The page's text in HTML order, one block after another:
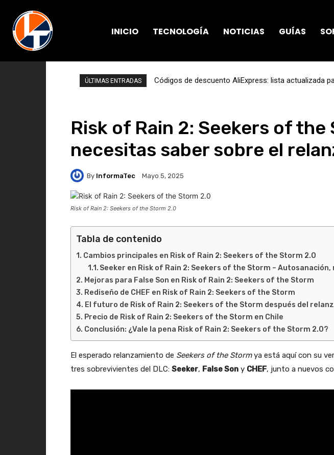
INICIO TECNOLOGÍA NOTICIAS GUÍAS
ÚLTIMAS ENTRADAS Códigos de descuento AliExpress: lista actualizada
Risk of Rain 2: Seekers of the
necesitas saber sobre el
By InformaTec Mayo 5, 2025
Risk of Rain 2: Seekers of the Storm 2.0
Tabla de contenido
Cambios principales en Risk of Rain 2: Seekers of the Storm 2.0
Seeker en Risk of Rain 2: Seekers of the Storm –
Mejoras para False Son en Risk of Rain 2: Seekers of the Storm
Rediseño de CHEF en Risk of Rain 2: Seekers of the Storm
El futuro de Risk of Rain 2: Seekers of the Storm después del
Precio de Risk of Rain 2: Seekers of the Storm en Chile
Conclusión: ¿Vale la pena Risk of Rain 2: Seekers of the Storm 2.0?
El esperado relanzamiento de Seekers of the Stormya está aquí con su
tres sobrevivientes del DLC: Seeker, False Son y CHEF, junto a nuevos